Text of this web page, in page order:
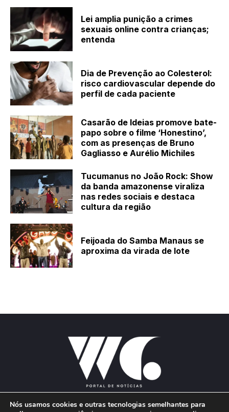
Lei amplia punição a crimes
sexuais online contra crianças;
entenda
Dia de Prevenção ao Colesterol:
risco cardiovascular depende do
perfil de cada paciente
Casarão de Ideias promove bate-
papo sobre o filme ‘Honestino’,
com as presenças de Bruno
Gagliasso e Aurélio Michiles
Tucumanus no João Rock: Show
da banda amazonense viraliza
nas redes sociais e destaca
cultura da região
Feijoada do Samba Manaus se
aproxima da virada de lote
Nós usamos cookies e outras tecnologias semelhantes para